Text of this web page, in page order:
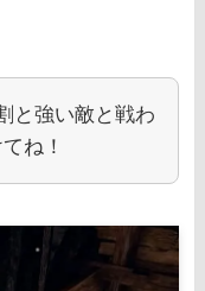
と強い敵と戦わ
ね！